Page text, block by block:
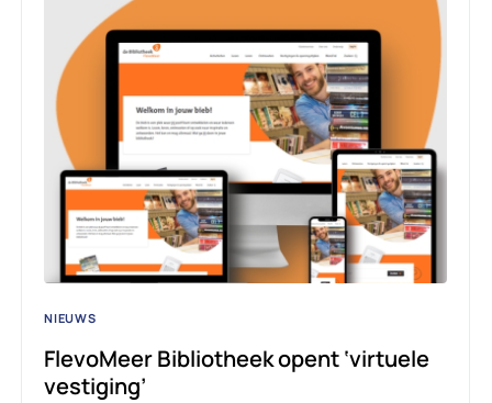
NIEUWS
FlevoMeer Bibliotheek opent ‘virtuele
vestiging’